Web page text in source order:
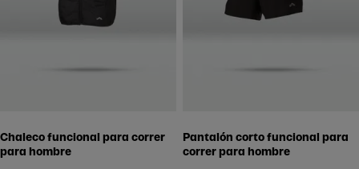
Chaleco funcional para correr
para hombre
Pantalón corto funcional para
correr para hombre